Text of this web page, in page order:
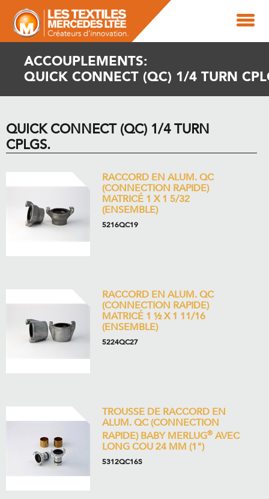
ACCOUPLEMENTS:
QUICK CONNECT (QC) 1/4 TURN
QUICK CONNECT (QC) 1/4 TURN
CPLGS.
RACCORD EN ALUM. QC
(CONNECTION RAPIDE)
MATRICÉ 1 X 1 5/32
(ENSEMBLE)
5216QC19
RACCORD EN ALUM. QC
(CONNECTION RAPIDE)
MATRICÉ 1 ½ X 1 11/16
(ENSEMBLE)
5224QC27
TROUSSE DE RACCORD EN
ALUM. QC (CONNECTION
RAPIDE) BABY MERLUG® AVEC
LONG COU 24 MM (1")
5312QC16S